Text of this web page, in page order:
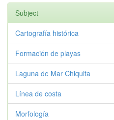
Subject
Cartografía histórica
Formación de playas
Laguna de Mar Chiquita
Línea de costa
Morfología